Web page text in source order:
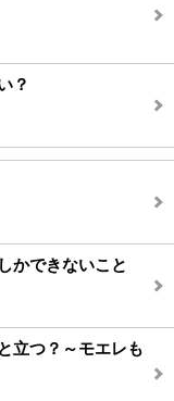
？
かできないこと
立つ？～モエレも